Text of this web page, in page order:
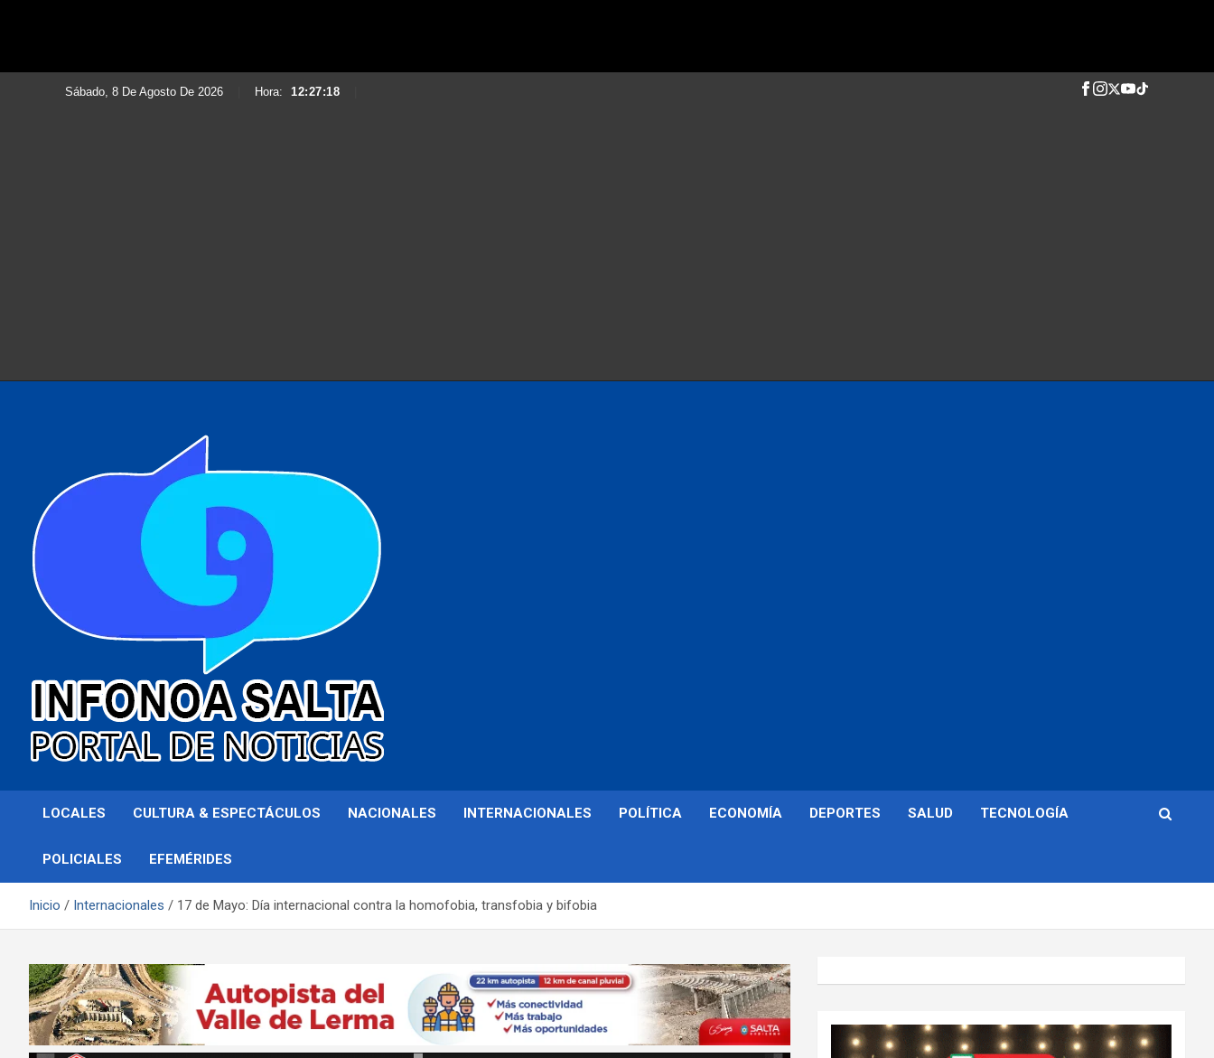
Sábado, 8 De Agosto De 2026 Hora: 12:27:20
Infonoa Salta
LOCALES CULTURA & ESPECTÁCULOS NACIONALES INTERNACIONALES POLÍTICA ECONOMÍA DEPORTES SALUD TECNOLOGÍA
POLICIALES EFEMÉRIDES
Inicio Internacionales 17 de Mayo: Día internacional contra la homofobia, transfobia y bifobia